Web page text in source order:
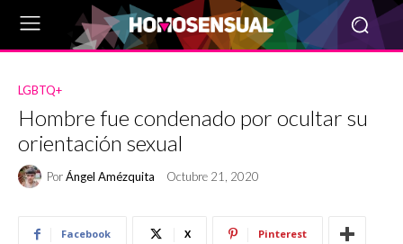
LGBTQ+
Hombre fue condenado por ocultar su
orientación sexual
PorÁngel Amézquita Octubre 21, 2020
Facebook X Pinterest